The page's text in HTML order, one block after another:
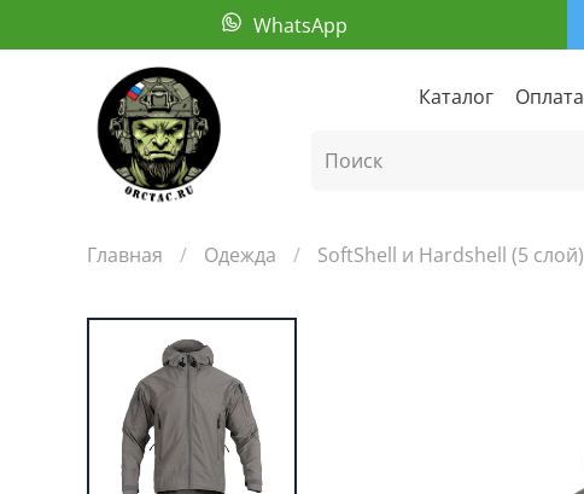
WhatsApp
Каталог Оплата
Главная Одежда SoftShell и Hardshell (5 слой)